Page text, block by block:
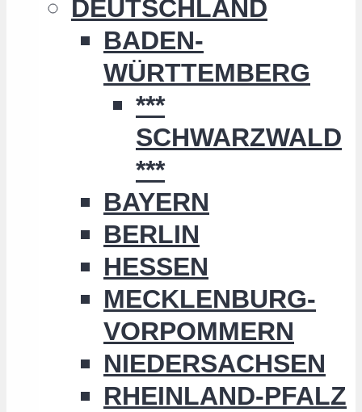
DEUTSCHLAND
BADEN-
WÜRTTEMBERG
***
SCHWARZWALD
***
BAYERN
BERLIN
HESSEN
MECKLENBURG-
VORPOMMERN
NIEDERSACHSEN
RHEINLAND-PFALZ